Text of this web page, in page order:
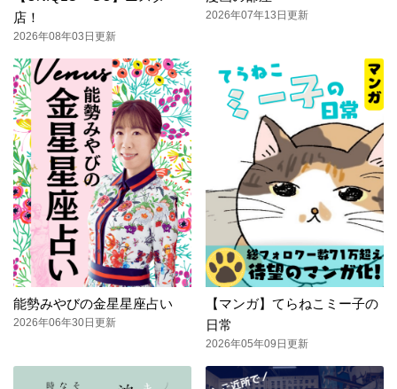
店！
2026年08年03日更新
2026年07年13日更新
能勢みやびの金星星座占い
2026年06年30日更新
【マンガ】てらねこミー子の
日常
2026年05年09日更新